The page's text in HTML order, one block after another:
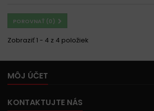
POROVNAŤ (0)
Zobraziť 1 - 4 z 4 položiek
MÔJ ÚČET
KONTAKTUJTE NÁS